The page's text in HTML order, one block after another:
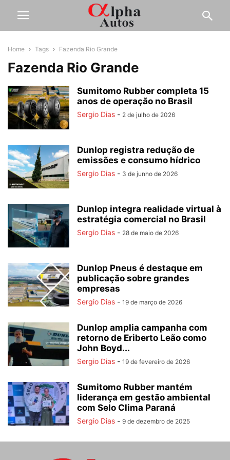
Home Tags Fazenda Rio Grande
Fazenda Rio Grande
Sumitomo Rubber completa 15
anos de operação no Brasil
Sergio Dias - 2 de julho de 2026
Dunlop registra redução de
emissões e consumo hídrico
Sergio Dias - 3 de junho de 2026
Dunlop integra realidade virtual à
estratégia comercial no Brasil
Sergio Dias - 28 de maio de 2026
Dunlop Pneus é destaque em
publicação sobre grandes
empresas
Sergio Dias - 19 de março de 2026
Dunlop amplia campanha com
retorno de Eriberto Leão como
John Boyd...
Sergio Dias - 19 de fevereiro de 2026
Sumitomo Rubber mantém
liderança em gestão ambiental
com Selo Clima Paraná
Sergio Dias - 9 de dezembro de 2025